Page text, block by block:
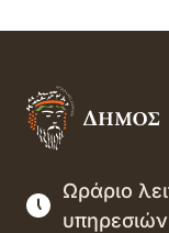
Ωράριο
υπηρεσιών